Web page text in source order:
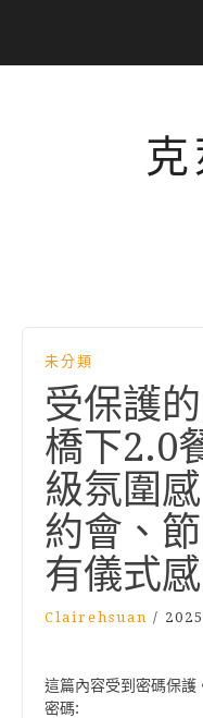
未分類
受保護
橋下2.0
級氛圍
約會、
有儀式
Clairehsuan /
這篇內容受到密碼保護
密碼: